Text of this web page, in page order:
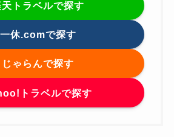
天トラベルで探す
一休.comで探す
じゃらんで探す
トラベルで探す